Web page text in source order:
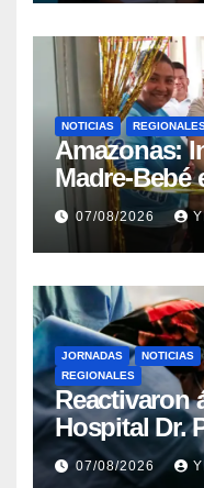
NOTICIAS
​Amazonas:
Madre-Bebé
del
Rincón
07/08/2026
JORNADAS NOTICIAS
REGIONALES
Reactivaron
Hospital Dr.
Guárico
07/08/2026